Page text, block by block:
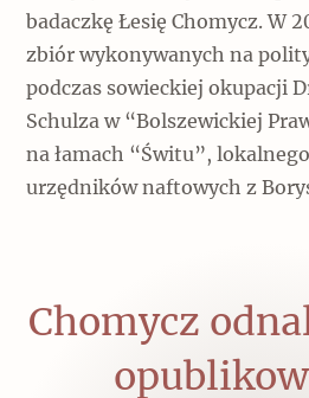
badaczkę Łesię Chomycz. W
zbiór wykonywanych na
podczas sowieckiej okupacji
Schulza w “Bolszewickiej
na łamach “Świtu”,
urzędników naftowych z
Chomycz